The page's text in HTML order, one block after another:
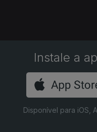
Instale a
Disponível para iOS,